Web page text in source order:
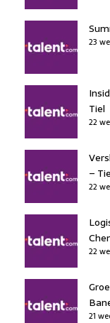
23
Tiel
22
–
22
22
21